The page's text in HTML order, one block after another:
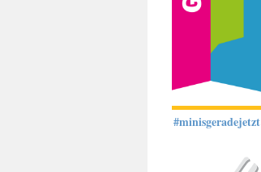
#minisgeradejetzt